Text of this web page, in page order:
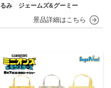
るみ ジェームズ&グーミー